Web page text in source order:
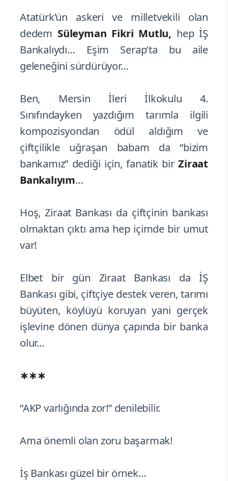
Atatürk’ün askeri ve milletvekili olan
dedem Süleyman Fikri Mutlu, hep İŞ
Bankalıydı… Eşim Serap’ta bu aile
geleneğini sürdürüyor…
Ben, Mersin İleri İlkokulu 4.
Sınıfındayken yazdığım tarımla ilgili
kompozisyondan ödül aldığım ve
çiftçilikle uğraşan babam da “bizim
bankamız” dediği için, fanatik birZiraat
Bankalıyım…
Hoş, Ziraat Bankası da çiftçinin bankası
olmaktan çıktı ama hep içimde bir umut
var!
Elbet bir gün Ziraat Bankası da İŞ
Bankası gibi, çiftçiye destek veren, tarımı
büyüten, köylüyü koruyan yani gerçek
işlevine dönen dünya çapında bir banka
olur…
∗∗∗
“AKP varlığında zor!” denilebilir.
Ama önemli olan zoru başarmak!
İş Bankası güzel bir örnek…